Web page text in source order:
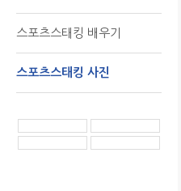
스포츠스태킹 배우기
스포츠스태킹 사진